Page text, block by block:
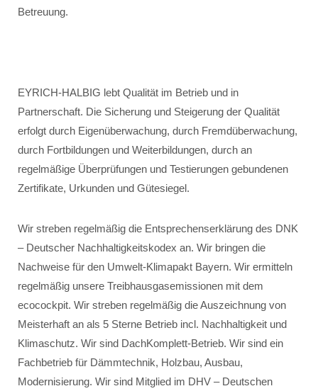
Betreuung.
EYRICH-HALBIG lebt Qualität im Betrieb und in
Partnerschaft. Die Sicherung und Steigerung der Qualität
erfolgt durch Eigenüberwachung, durch Fremdüberwachung,
durch Fortbildungen und Weiterbildungen, durch an
regelmäßige Überprüfungen und Testierungen gebundenen
Zertifikate, Urkunden und Gütesiegel.
Wir streben regelmäßig die Entsprechenserklärung des DNK
– Deutscher Nachhaltigkeitskodex an. Wir bringen die
Nachweise für den Umwelt-Klimapakt Bayern. Wir ermitteln
regelmäßig unsere Treibhausgasemissionen mit dem
ecocockpit. Wir streben regelmäßig die Auszeichnung von
Meisterhaft an als 5 Sterne Betrieb incl. Nachhaltigkeit und
Klimaschutz. Wir sind DachKomplett-Betrieb. Wir sind ein
Fachbetrieb für Dämmtechnik, Holzbau, Ausbau,
Modernisierung. Wir sind Mitglied im DHV – Deutschen